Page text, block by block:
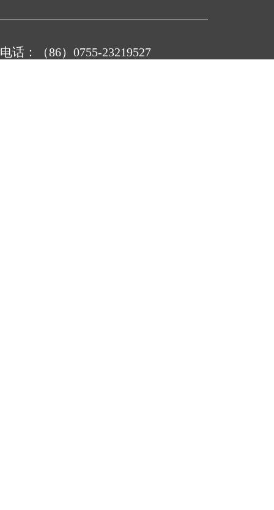
电话：（86）0755-23219527